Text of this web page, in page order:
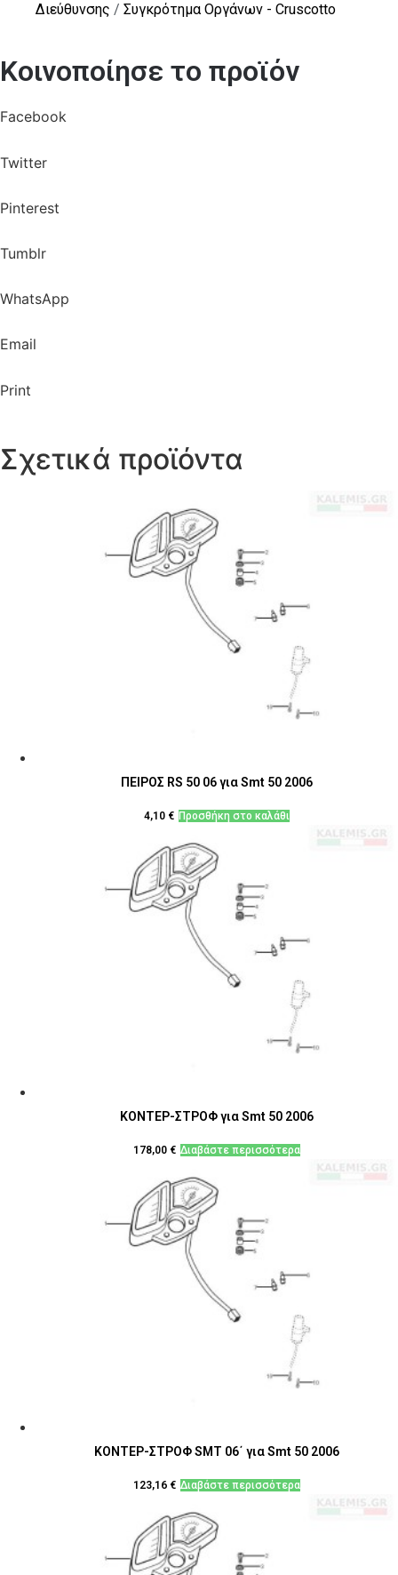
Διεύθυνσης / Συγκρότημα Οργάνων - Cruscotto
Κοινοποίησε το προϊόν
Facebook
Twitter
Pinterest
Tumblr
WhatsApp
Email
Print
Σχετικά προϊόντα
ΠΕΙΡΟΣ RS 50 06 για Smt 50 2006
4,10 € Προσθήκη στο καλάθι
ΚΟΝΤΕΡ-ΣΤΡΟΦ για Smt 50 2006
178,00 € Διαβάστε περισσότερα
ΚΟΝΤΕΡ-ΣΤΡΟΦ SMT 06΄ για Smt 50 2006
123,16 € Διαβάστε περισσότερα